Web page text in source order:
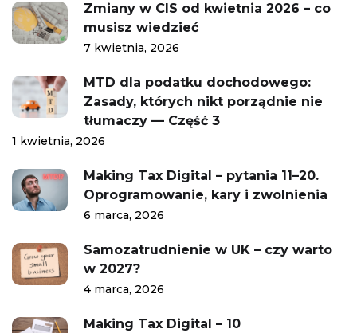
Zmiany w CIS od kwietnia 2026 – co
musisz wiedzieć
7 kwietnia, 2026
MTD dla podatku dochodowego:
Zasady, których nikt porządnie nie
tłumaczy — Część 3
1 kwietnia, 2026
Making Tax Digital – pytania 11–20.
Oprogramowanie, kary i zwolnienia
6 marca, 2026
Samozatrudnienie w UK – czy warto
w 2027?
4 marca, 2026
Making Tax Digital – 10